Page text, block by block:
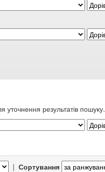
уточнення результатів пошуку.
| Сортування